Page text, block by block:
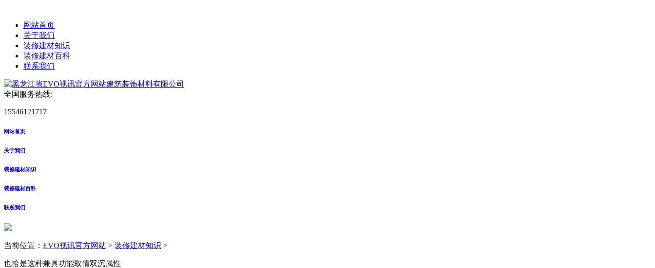
网站首页
关于我们
装修建材知识
装修建材百科
联系我们
全国服务热线:
15546121717
网站首页
关于我们
装修建材知识
装修建材百科
联系我们
当前位置： EVO视讯官方网站 > 装修建材知识 >
也恰是这种兼具功能取情双沉属性